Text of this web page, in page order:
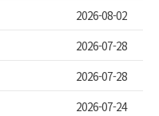
2026-08-02
2026-07-28
2026-07-28
2026-07-24